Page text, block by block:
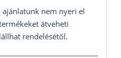
nem nyeri el
átveheti
rendelésétől.